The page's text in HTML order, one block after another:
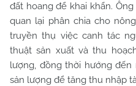
đất hoang để khai khẩn.
quan lại phân chia cho
truyền thụ việc canh tác
thuật sản xuất và thu
lượng, đồng thời hướng
sản lượng để tăng thu nhập